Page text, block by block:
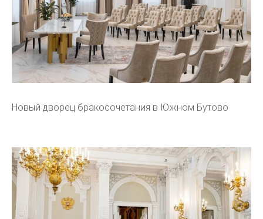
Новый дворец бракосочетания в Южном Бутово